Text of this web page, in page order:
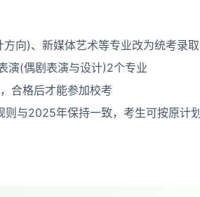
向)、新媒体艺术等专业改为统考录取
演(偶剧表演与设计)2个专业
合格后才能参加校考
与2025年保持一致，考生可按原计划